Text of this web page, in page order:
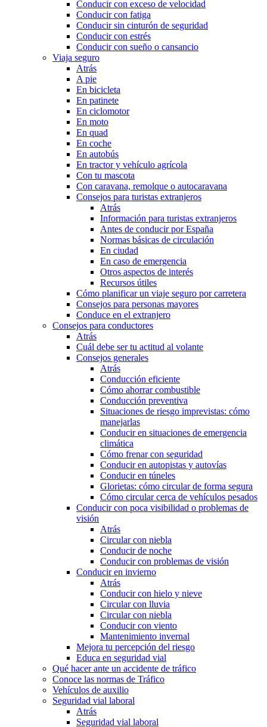
Conducir con exceso de velocidad
Conducir con fatiga
Conducir sin cinturón de seguridad
Conducir con estrés
Conducir con sueño o cansancio
Viaja seguro
Atrás
A pie
En bicicleta
En patinete
En ciclomotor
En moto
En quad
En coche
En autobús
En tractor y vehículo agrícola
Con tu mascota
Con caravana, remolque o autocaravana
Consejos para turistas extranjeros
Atrás
Información para turistas extranjeros
Antes de conducir por España
Normas básicas de circulación
En ciudad
En caso de emergencia
Otros aspectos de interés
Recursos útiles
Cómo planificar un viaje seguro por carretera
Consejos para personas mayores
Conduce en el extranjero
Consejos para conductores
Atrás
Cuál debe ser tu actitud al volante
Consejos generales
Atrás
Conducción eficiente
Cómo ahorrar combustible
Conducción preventiva
Situaciones de riesgo imprevistas: cómo
manejarlas
Conducir en situaciones de emergencia
climática
Cómo frenar con seguridad
Conducir en autopistas y autovías
Conducir en túneles
Glorietas: cómo circular de forma segura
Cómo circular cerca de vehículos pesados
Conducir con poca visibilidad o problemas de
visión
Atrás
Circular con niebla
Conducir de noche
Conducir con problemas de visión
Conducir en invierno
Atrás
Conducir con hielo y nieve
Circular con lluvia
Circular con niebla
Conducir con viento
Mantenimiento invernal
Mejora tu percepción del riesgo
Educa en seguridad vial
Qué hacer ante un accidente de tráfico
Conoce las normas de Tráfico
Vehículos de auxilio
Seguridad vial laboral
Atrás
Seguridad vial laboral